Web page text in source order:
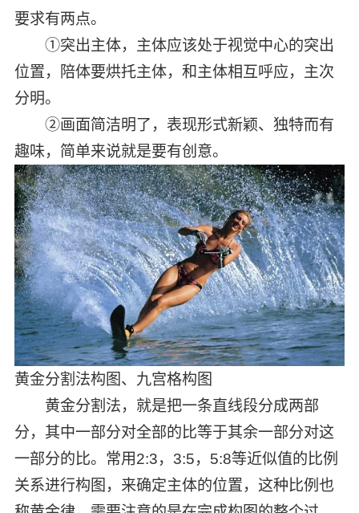
要求有两点。
①突出主体，主体应该处于视觉中心的突出
位置，陪体要烘托主体，和主体相互呼应，主次
分明。
②画面简洁明了，表现形式新颖、独特而有
趣味，简单来说就是要有创意。
黄金分割法构图、九宫格构图
黄金分割法，就是把一条直线段分成两部
分，其中一部分对全部的比等于其余一部分对这
一部分的比。常用2:3，3:5，5:8等近似值的比例
关系进行构图，来确定主体的位置，这种比例也